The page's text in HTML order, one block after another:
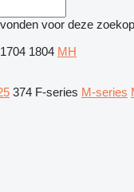
voor deze
1704 1804 MH
374 F-series M-series